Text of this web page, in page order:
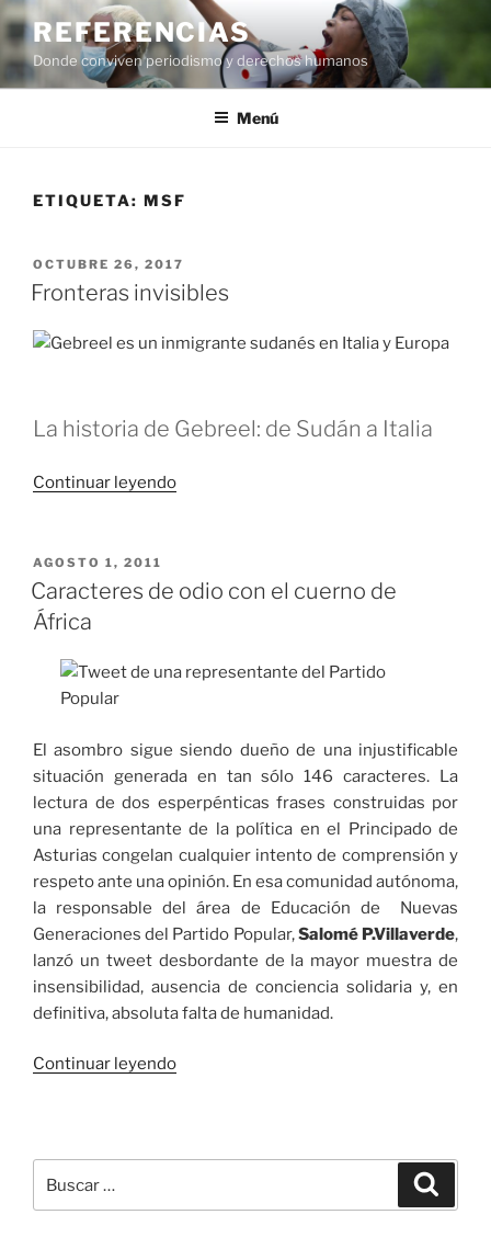
al
contenido
REFERENCIAS
Donde conviven periodismo y derechos humanos
Menú
ETIQUETA: MSF
PUBLICADO
EL
OCTUBRE 26, 2017
Fronteras invisibles
La historia de Gebreel: de Sudán a Italia
Continuar leyendo«Fronteras
PUBLICADO
EL
AGOSTO 1, 2011
Caracteres de odio con el cuerno de
África
El asombro sigue siendo dueño de una injustificable
situación generada en tan sólo 146 caracteres. La
lectura de dos esperpénticas frases construidas por
una representante de la política en el Principado de
Asturias congelan cualquier intento de comprensión y
respeto ante una opinión. En esa comunidad autónoma,
la responsable del área de Educación de Nuevas
Generaciones del Partido Popular,Salomé P.Villaverde,
lanzó un tweet desbordante de la mayor muestra de
insensibilidad, ausencia de conciencia solidaria y, en
definitiva, absoluta falta de humanidad.
Continuar leyendo«Caracteres
por: